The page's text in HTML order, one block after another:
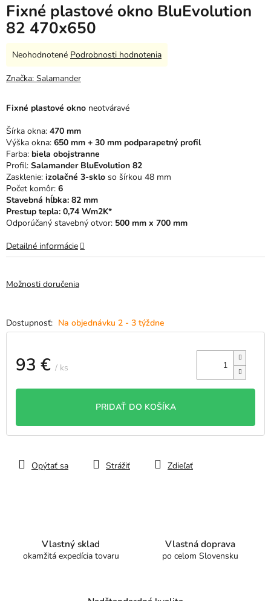
Fixné plastové okno BluEvolution
82 470x650
Na objednávku 2 - 3 týždne
Možnosti doručenia
93 € / ks
PRIDAŤ DO KOŠÍKA
Fixné plastové okno neotváravé
Šírka okna: 470 mm
Výška okna: 650 mm + 30 mm podparapetný profil
Farba: biela obojstranne
Profil: Salamander BluEvolution 82
Zasklenie: izolačné 3-sklo so šírkou 48 mm
Počet komôr: 6
Stavebná hĺbka: 82 mm
Prestup tepla: 0,74 Wm2K*
Odporúčaný stavebný otvor: 500 mm x 700 mm
Detailné informácie
Opýtať sa Strážiť Zdieľať
Priemerné
produktu
z
hviezdičiek.
Neohodnotené Podrobnosti hodnotenia
Značka: Salamander
Vlastný sklad
okamžitá expedícia tovaru
Vlastná doprava
po celom Slovensku